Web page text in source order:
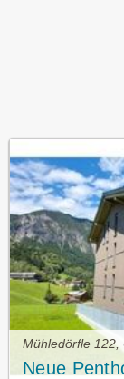
Mühledörfle 122,
Neue